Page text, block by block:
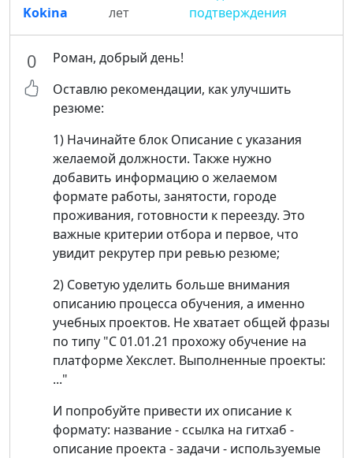
Kokina
лет
подтверждения
0
Роман, добрый день!
Оставлю рекомендации, как улучшить
резюме:
1) Начинайте блок Описание с указания
желаемой должности. Также нужно
добавить информацию о желаемом
формате работы, занятости, городе
проживания, готовности к переезду. Это
важные критерии отбора и первое, что
увидит рекрутер при ревью резюме;
2) Советую уделить больше внимания
описанию процесса обучения, а именно
учебных проектов. Не хватает общей фразы
по типу "С 01.01.21 прохожу обучение на
платформе Хекслет. Выполненные проекты:
..."
И попробуйте привести их описание к
формату: название - ссылка на гитхаб -
описание проекта - задачи - используемые